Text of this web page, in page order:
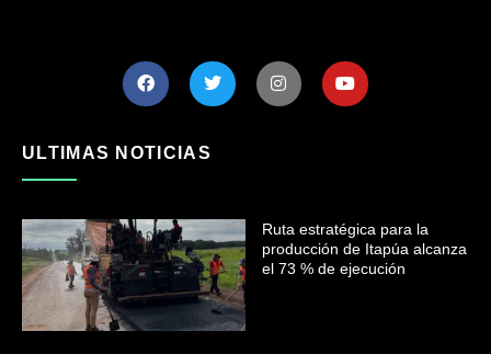
ULTIMAS NOTICIAS
Ruta estratégica para la
producción de Itapúa alcanza
el 73 % de ejecución